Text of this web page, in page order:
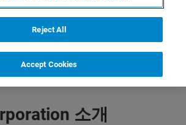
소개
Reject All
Accept Cookies